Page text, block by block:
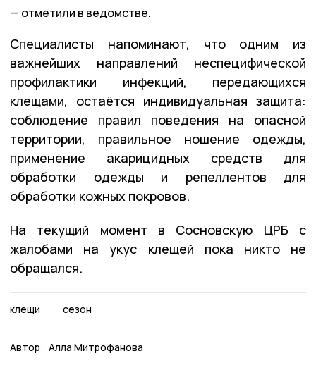
отметили в ведомстве.
Специалисты напоминают, что одним из
важнейших направлений неспецифической
профилактики инфекций, передающихся
клещами, остаётся индивидуальная защита:
соблюдение правил поведения на опасной
территории, правильное ношение одежды,
применение акарицидных средств для
обработки одежды и репеллентов для
обработки кожных покровов.
На текущий момент в Сосновскую ЦРБ с
жалобами на укус клещей пока никто не
обращался.
клещи сезон
Автор: Алла Митрофанова